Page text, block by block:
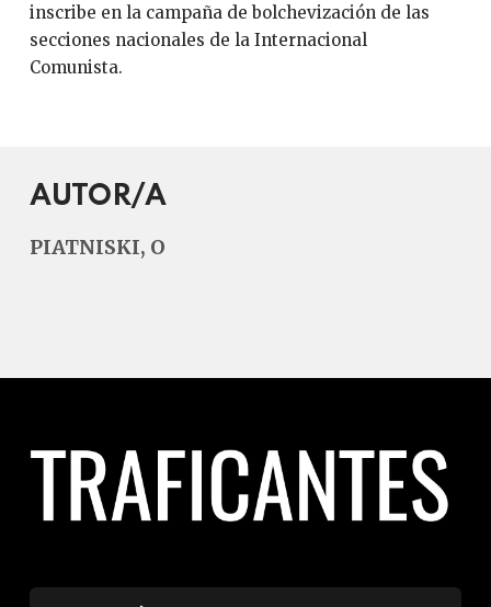
inscribe en la campaña de bolchevización de las
secciones nacionales de la Internacional
Comunista.
AUTOR/A
PIATNISKI, O